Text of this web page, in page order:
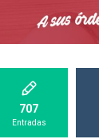
707
Entradas